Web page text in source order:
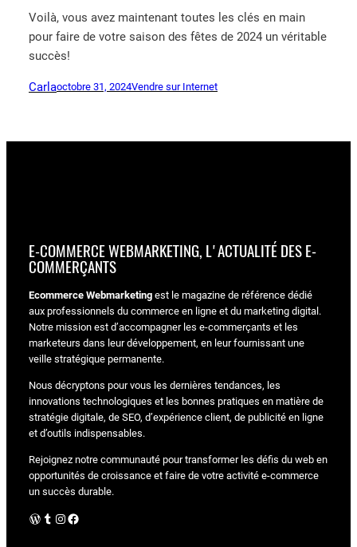
Voilà, vous avez maintenant toutes les clés en main
pour faire de votre saison des fêtes de 2024 un véritable
succès!
Carlaoctobre 31, 2024Vendre sur Internet
E-COMMERCE WEBMARKETING, L'ACTUALITÉ DES E-
COMMERÇANTS
Ecommerce Webmarketing est le magazine de référence dédié
aux professionnels du commerce en ligne et du marketing digital.
Notre mission est d’accompagner les e-commerçants et les
marketeurs dans leur développement, en leur fournissant une
veille stratégique permanente.
Nous décryptons pour vous les dernières tendances, les
innovations technologiques et les bonnes pratiques en matière de
stratégie digitale, de SEO, d’expérience client, de publicité en ligne
et d’outils indispensables.
Rejoignez notre communauté pour transformer les défis du web en
opportunités de croissance et faire de votre activité e-commerce
un succès durable.
WordPress Instagram Facebook